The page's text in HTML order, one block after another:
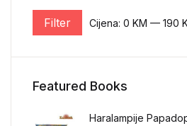
Minimalna cijena
Maksimalna cijena
Filter Cijena: 0 KM — 190
Featured Books
Haralampije